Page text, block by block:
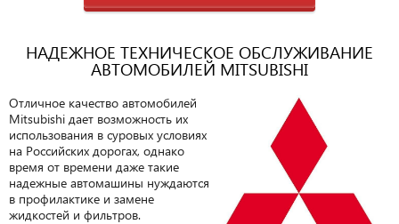
НАДЕЖНОЕ ТЕХНИЧЕСКОЕ ОБСЛУЖИВАНИЕ
АВТОМОБИЛЕЙ MITSUBISHI
Отличное качество автомобилей
Mitsubishi дает возможность их
использования в суровых условиях
на Российских дорогах, однако
время от времени даже такие
надежные автомашины нуждаются
в профилактике и замене
жидкостей и фильтров.